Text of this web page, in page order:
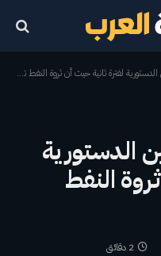
لفترة ثانية حيث أن ثروة النفط تحول الأمة
الدستورية
النفط
2 دقائق